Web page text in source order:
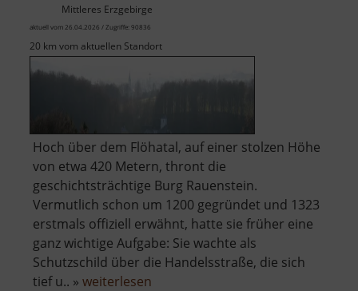
Mittleres Erzgebirge
aktuell vom 26.04.2026 / Zugriffe: 90836
20 km vom aktuellen Standort
Hoch über dem Flöhatal, auf einer stolzen Höhe
von etwa 420 Metern, thront die
geschichtsträchtige Burg Rauenstein.
Vermutlich schon um 1200 gegründet und 1323
erstmals offiziell erwähnt, hatte sie früher eine
ganz wichtige Aufgabe: Sie wachte als
Schutzschild über die Handelsstraße, die sich
tief u.. » weiterlesen